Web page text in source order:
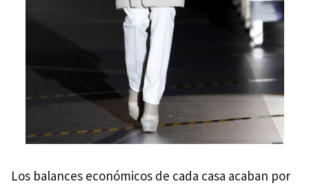
Los balances económicos de cada casa acaban por